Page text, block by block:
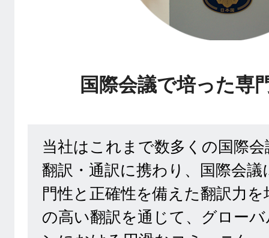
国際会議で培った専
当社はこれまで数多くの国際
翻訳・通訳に携わり、国際会
門性と正確性を備えた翻訳力
の高い翻訳を通じて、グロー